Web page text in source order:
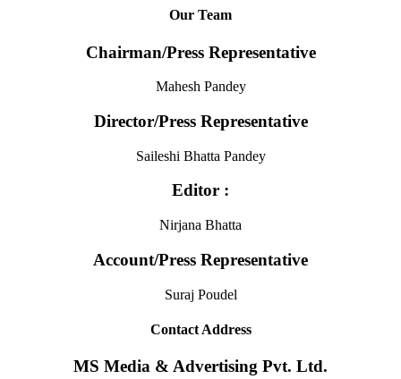
Our Team
Chairman/Press Representative
Mahesh Pandey
Director/Press Representative
Saileshi Bhatta Pandey
Editor :
Nirjana Bhatta
Account/Press Representative
Suraj Poudel
Contact Address
MS Media & Advertising Pvt. Ltd.